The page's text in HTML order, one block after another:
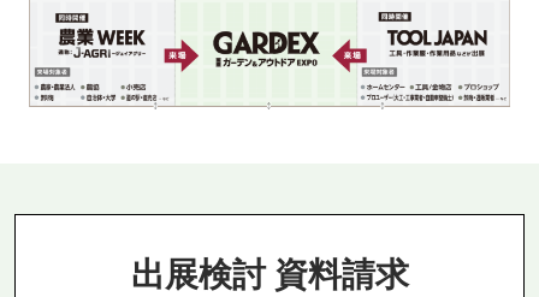
出展検討 資料請求